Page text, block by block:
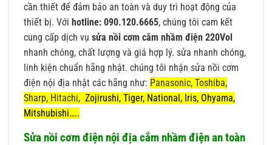
cần thiết để đảm bảo an toàn và duy trì hoạt động của
thiết bị. Với hotline: 090.120.6665, chúng tôi cam kết
cung cấp dịch vụ sửa nồi cơm cắm nhầm điện 220Vol
nhanh chóng, chất lượng và giá hợp lý. sửa nhanh chóng,
linh kiện chuẩn hãng nhật. chúng tôi nhận sửa nồi cơm
điện nội địa nhật các hãng như: Panasonic, Toshiba,
Sharp, Hitachi, Zojirushi, Tiger, National, Iris, Ohyama,
Mitshubishi…..
Sửa nồi cơm điện nội địa cắm nhầm điện an toàn